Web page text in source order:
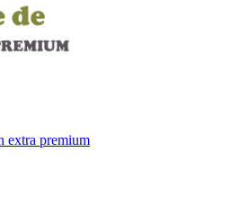
extra premium